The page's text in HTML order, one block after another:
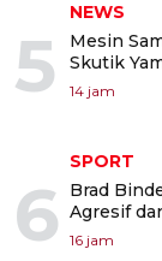
5
NEWS
Mesin
Skutik
14 jam
6
SPORT
Brad
Agresif
16 jam